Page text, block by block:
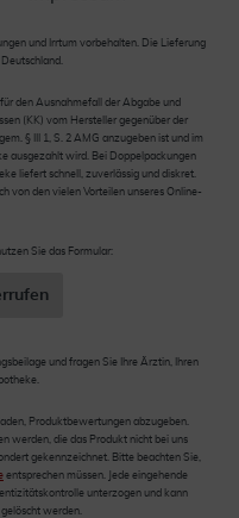
und Irrtum vorbehalten. Die Lieferung
den Ausnahmefall der Abgabe und
(KK) vom Hersteller gegenüber der
§ III 1, S. 2 AMG anzugeben ist und im
ausgezahlt wird. Bei Doppelpackungen
liefert schnell, zuverlässig und diskret.
von den vielen Vorteilen unseres Online-
Sie das Formular:
und fragen Sie Ihre Ärztin, Ihren
Produktbewertungen abzugeben.
werden, die das Produkt nicht bei uns
gekennzeichnet. Bitte beachten Sie,
entsprechen müssen. Jede eingehende
unterzogen und kann
werden.